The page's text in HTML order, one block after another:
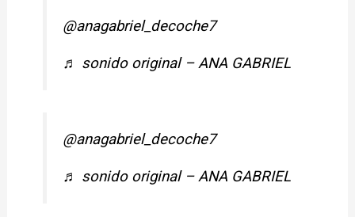
@anagabriel_decoche7
♬ sonido original – ANA GABRIEL
@anagabriel_decoche7
♬ sonido original – ANA GABRIEL